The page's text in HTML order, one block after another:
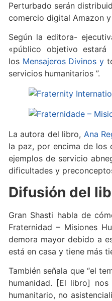
Perturbado serán
comercio digital Amazon
Según la editora-
«público objetivo
los Mensajeros Divinos y
servicios humanitarios ”.
La autora del libro, Ana
la paz, por encima de los
ejemplos de servicio
dificultades y
Difusión del
Gran Shasti habla de
Fraternidad – Misiones
demora mayor debido a
está en casa y tiene más
También señala que “el
humanidad. [El libro]
humanitario, no